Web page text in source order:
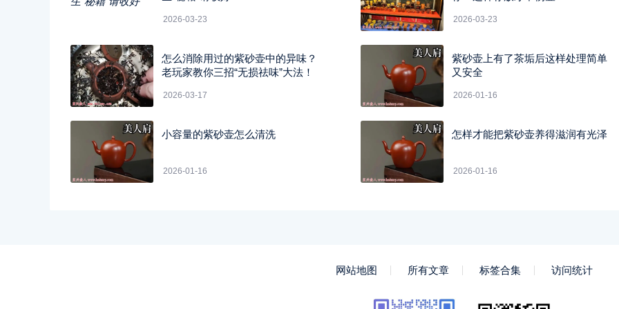
2026-03-23 2026-03-23
怎么消除用过的紫砂壶中的异味？
老玩家教你三招“无损祛味”大法！
2026-03-17
紫砂壶上有了茶垢后这样处理简单
又安全
2026-01-16
小容量的紫砂壶怎么清洗
2026-01-16
怎样才能把紫砂壶养得滋润有光泽
2026-01-16
网站地图 所有文章 标签合集 访问统计